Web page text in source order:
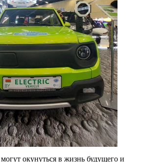
окунуться в жизнь будущего и